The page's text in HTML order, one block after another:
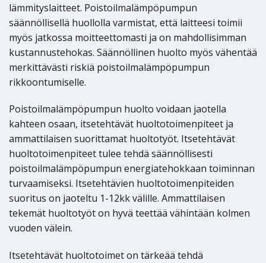
lämmityslaitteet. Poistoilmalämpöpumpun
säännöllisellä huollolla varmistat, että laitteesi toimii
myös jatkossa moitteettomasti ja on mahdollisimman
kustannustehokas. Säännöllinen huolto myös vähentää
merkittävästi riskiä poistoilmalämpöpumpun
rikkoontumiselle.
Poistoilmalämpöpumpun huolto voidaan jaotella
kahteen osaan, itsetehtävät huoltotoimenpiteet ja
ammattilaisen suorittamat huoltotyöt. Itsetehtävät
huoltotoimenpiteet tulee tehdä säännöllisesti
poistoilmalämpöpumpun energiatehokkaan toiminnan
turvaamiseksi. Itsetehtävien huoltotoimenpiteiden
suoritus on jaoteltu 1-12kk välille. Ammattilaisen
tekemät huoltotyöt on hyvä teettää vähintään kolmen
vuoden välein.
Itsetehtävät huoltotoimet on tärkeää tehdä